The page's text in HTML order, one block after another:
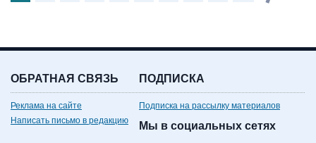
ОБРАТНАЯ СВЯЗЬ
Реклама на сайте
Написать письмо в редакцию
ПОДПИСКА
Подписка на рассылку материалов
Мы в социальных сетях